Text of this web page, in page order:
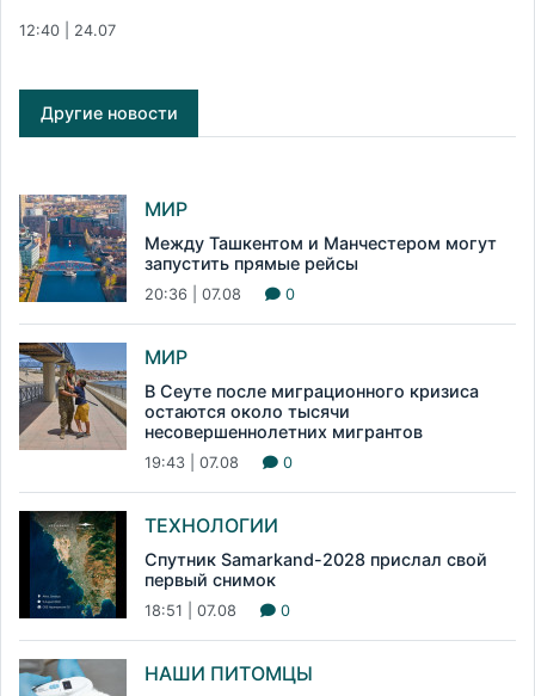
12:40 | 24.07
Другие новости
МИР
Между Ташкентом и Манчестером могут
запустить прямые рейсы
20:36 | 07.08 0
МИР
В Сеуте после миграционного кризиса
остаются около тысячи
несовершеннолетних мигрантов
19:43 | 07.08 0
ТЕХНОЛОГИИ
Спутник Samarkand-2028 прислал свой
первый снимок
18:51 | 07.08 0
НАШИ ПИТОМЦЫ